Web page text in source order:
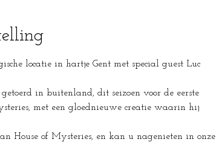
locatie in hartje Gent met special guest Luc
in buitenland, dit seizoen voor de eerste
met een gloednieuwe creatie waarin hij
House of Mysteries, en kan u nagenieten in onze